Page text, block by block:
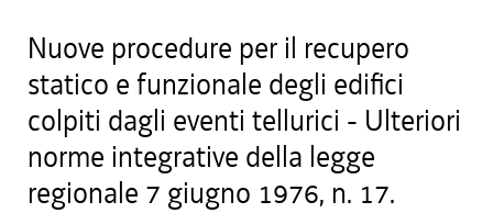
Nuove procedure per il recupero
statico e funzionale degli edifici
colpiti dagli eventi tellurici - Ulteriori
norme integrative della legge
regionale 7 giugno 1976, n. 17.